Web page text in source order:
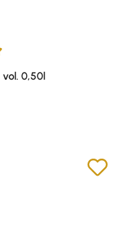
5 Sternen
vol. 0,50l